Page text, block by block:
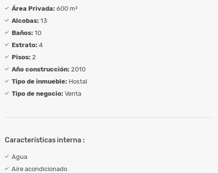
Área Privada: 600 m²
Alcobas: 13
Baños: 10
Estrato: 4
Pisos: 2
Año construcción: 2010
Tipo de inmueble: Hostal
Tipo de negocio: Venta
Características interna :
Agua
Aire acondicionado